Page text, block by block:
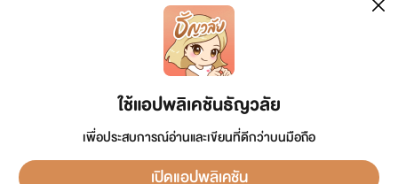
ใช้แอปพลิเคชันธัญวลัย
เพื่อประสบการณ์อ่านและเขียนที่ดีกว่าบนมือถือ
เปิดแอปพลิเคชัน
เว็บไซต์แห่งนี้ไม่ได้เห็นด้วยและไม่ขอรับผิดชอบต่อข้อความใดๆ ทั้งสิ้น ดังนั้นผู้อ่านทุกท่านโปรดใช้
วิจารณญาณในการกลั่นกรองด้วยตนเอง และหากท่านพบข้อความใดๆ ที่ขัดต่อกฎหมายและศีลธรรม
เพื่อทีมงานจะได้ดำเนินการในทันที ทั้งนี้ ทางเว็บไซต์ขอสงวน
ลิขสิทธิ์ตามพระราชบัญญัติลิขสิทธิ์ (ฉบับเพิ่มเติม) พ.ศ.2558